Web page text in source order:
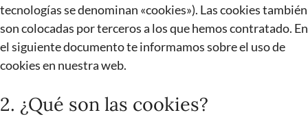
tecnologías se denominan «cookies»). Las cookies también
son colocadas por terceros a los que hemos contratado. En
el siguiente documento te informamos sobre el uso de
cookies en nuestra web.
2. ¿Qué son las cookies?